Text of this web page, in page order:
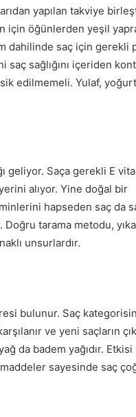
yapılan takviye
için öğünlerden yeşil
dahilinde saç için gerekli
sağlığını içeriden
edilmemeli. Yulaf,
geliyor. Saça gerekli E
alıyor. Yine doğal bir
hapseden saç da
Doğru tarama metodu,
unsurlardır.
bulunur. Saç
ve yeni saçların
da badem yağıdır. Etkisi
sayesinde saç
Güzellik Önerisi: Sade ve
Günlük Makyaj Teknikleri